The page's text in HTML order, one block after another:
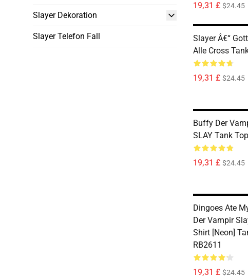
Slayer Dekoration
Slayer Telefon Fall
19,31 £ $24.45
Slayer Â€“
Alle Cross
19,31 £ $24.45
Buffy Der
SLAY Tank
19,31 £ $24.45
Dingoes Ate
Der Vampir
Shirt [Neon]
RB2611
19,31 £ $24.45